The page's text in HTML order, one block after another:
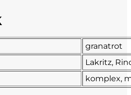
granatrot
Lakritz,
komplex,